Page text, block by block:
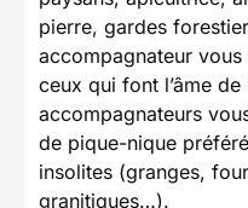
pierre, gardes
accompagnateur
ceux qui font l’âme
accompagnateurs
de pique-nique
insolites (granges,
granitiques…).